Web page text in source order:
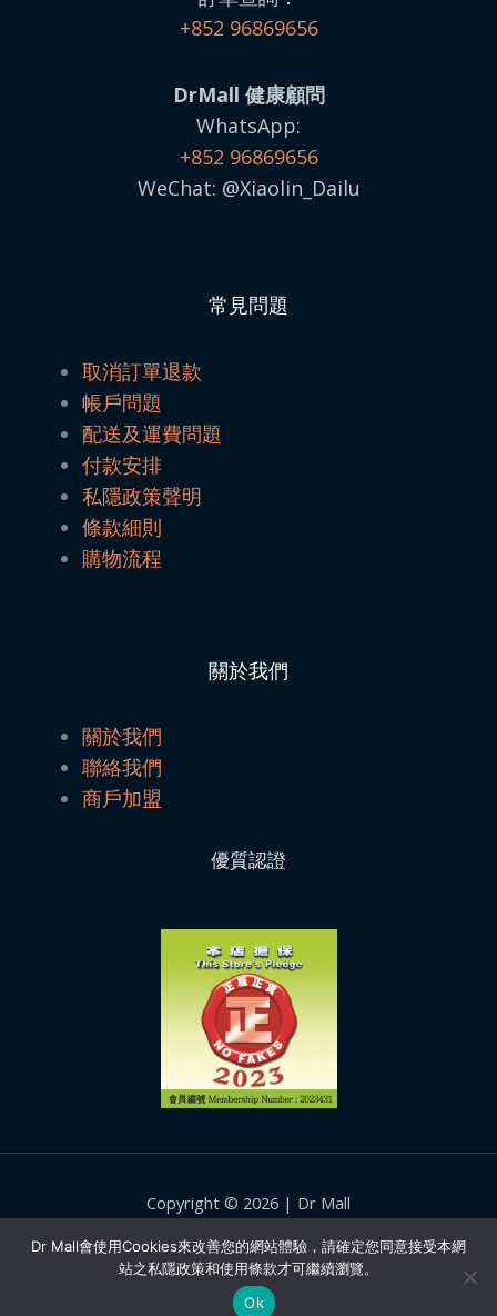
+852 96869656
DrMall 健康顧問
WhatsApp:
+852 96869656
WeChat: @Xiaolin_Dailu
常見問題
取消訂單退款
帳戶問題
配送及運費問題
付款安排
私隱政策聲明
條款細則
購物流程
關於我們
關於我們
聯絡我們
商戶加盟
優質認證
Copyright © 2026 | Dr Mall
Facebook
Instagram
YouTube
Dr Mall會使用Cookies來改善您的網站體驗，請確定您同意接受本網
站之私隱政策和使用條款才可繼續瀏覽。
Ok